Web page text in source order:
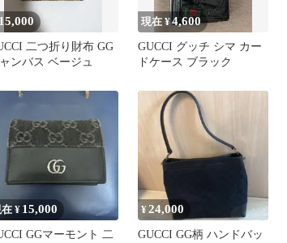
15,000
二つ折り財布 GG
ンバス ベージュ
現在 ¥4,600
GUCCI グッチ シマ カー
ドケース ブラック
¥ 15,000
GGマーモント 二
¥24,000
GUCCI GG柄 ハンドバッ